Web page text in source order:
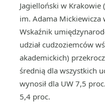
Jagielloński w
im. Adama Mickiewicza
Wskaźnik
udział cudzoziemców
akademickich)
średnią dla wszystkich
wynosił dla UW 7,5
5,4 proc.